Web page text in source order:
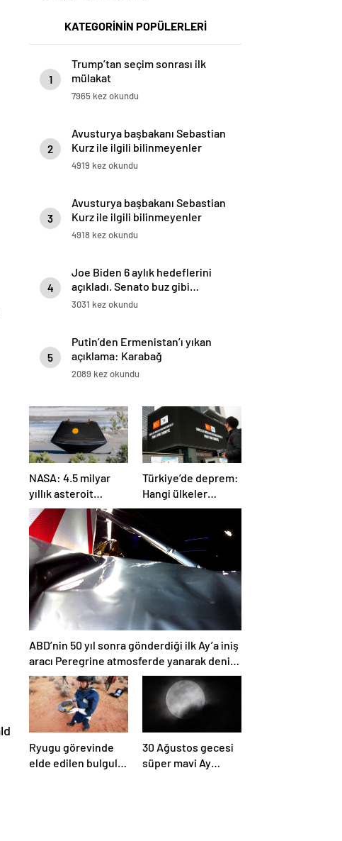
KATEGORİNİN POPÜLERLERİ
1
Trump’tan seçim sonrası ilk
mülakat
7965 kez okundu
2
Avusturya başbakanı Sebastian
Kurz ile ilgili bilinmeyenler
4919 kez okundu
3
Avusturya başbakanı Sebastian
Kurz ile ilgili bilinmeyenler
4918 kez okundu
4
Joe Biden 6 aylık hedeflerini
açıkladı. Senato buz gibi…
3031 kez okundu
5
Putin’den Ermenistan’ı yıkan
açıklama: Karabağ
Azerbaycan’ın ayrılmaz bir
2089 kez okundu
NASA: 4.5 milyar
yıllık asteroit
örnekleri Dünya’ya
getirildi; yaşamın
başlangıcına ışık
tutabilir
Türkiye’de deprem:
Hangi ülkeler
yardım ediyor?
ABD’nin 50 yıl sonra gönderdiği ilk Ay’a iniş
aracı Peregrine atmosferde yanarak denize
düştü
Ryugu görevinde
elde edilen bulgular
30 Ağustos gecesi
süper mavi Ay